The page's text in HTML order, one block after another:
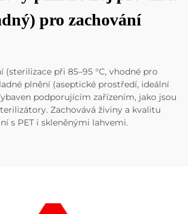
pro zachování
(sterilizace při 85–95 °C, vhodné pro
plnění (aseptické prostředí, ideální
podporujícím zařízením, jako jsou
Zachovává živiny a kvalitu
s PET i skleněnými lahvemi.